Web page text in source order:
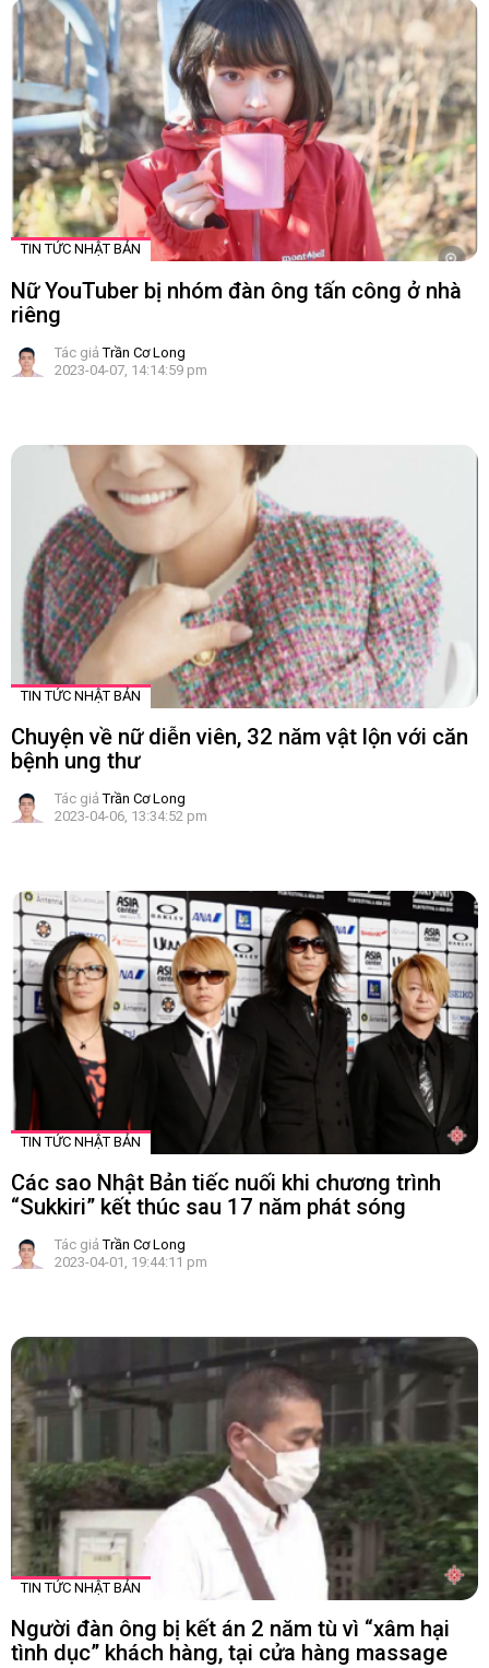
TIN TỨC NHẬT BẢN
Nữ YouTuber bị nhóm đàn ông tấn công ở nhà
riêng
Tác giả Trần Cơ Long
2023-04-07, 14:14:59 pm
TIN TỨC NHẬT BẢN
Chuyện về nữ diễn viên, 32 năm vật lộn với căn
bệnh ung thư
Tác giả Trần Cơ Long
2023-04-06, 13:34:52 pm
TIN TỨC NHẬT BẢN
Các sao Nhật Bản tiếc nuối khi chương trình
“Sukkiri” kết thúc sau 17 năm phát sóng
Tác giả Trần Cơ Long
2023-04-01, 19:44:11 pm
TIN TỨC NHẬT BẢN
Người đàn ông bị kết án 2 năm tù vì “xâm hại
tình dục” khách hàng, tại cửa hàng massage